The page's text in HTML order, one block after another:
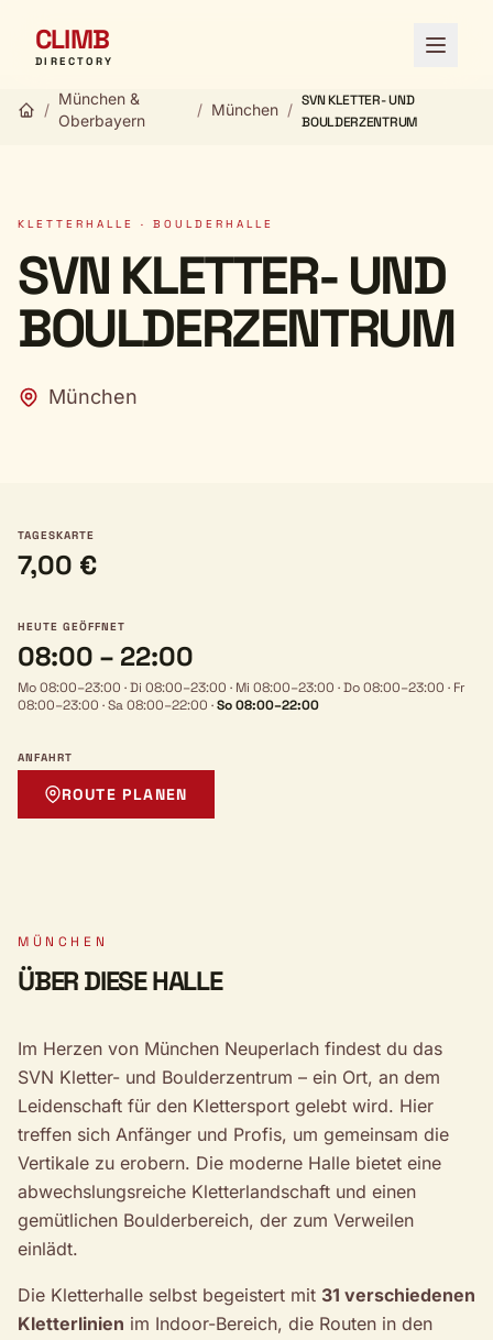
CLIMB
DIRECTORY Menü
/
München &
Oberbayern
/ München / SVN KLETTER- UND
BOULDERZENTRUM
KLETTERHALLE · BOULDERHALLE
SVN KLETTER- UND
BOULDERZENTRUM
München
TAGESKARTE
7,00 €
HEUTE GEÖFFNET
08:00 – 22:00
Mo 08:00–23:00 ·Di 08:00–23:00 · Mi 08:00–23:00 ·Do 08:00–23:00 · Fr
08:00–23:00 ·Sa 08:00–22:00 ·So 08:00–22:00
ANFAHRT
ROUTE PLANEN
MÜNCHEN
ÜBER DIESE HALLE
Im Herzen von München Neuperlach findest du das
SVN Kletter- und Boulderzentrum – ein Ort, an dem
Leidenschaft für den Klettersport gelebt wird. Hier
treffen sich Anfänger und Profis, um gemeinsam die
Vertikale zu erobern. Die moderne Halle bietet eine
abwechslungsreiche Kletterlandschaft und einen
gemütlichen Boulderbereich, der zum Verweilen
einlädt.
Die Kletterhalle selbst begeistert mit 31 verschiedenen
Kletterlinien im Indoor-Bereich, die Routen in den